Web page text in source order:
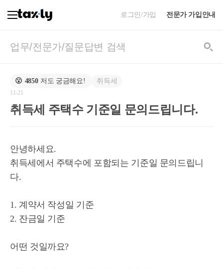
로그인/가입 전문가 가입안내
😮 4850 저도 궁금해요! 취득세
11-21
취득세 주택수 기준일 문의드립니다.
안녕하세요.
취득세에서 주택수에 포함되는 기준일 문의드립니
다.
1. 계약서 작성일 기준
2. 잔금일 기준
어떤 것일까요?